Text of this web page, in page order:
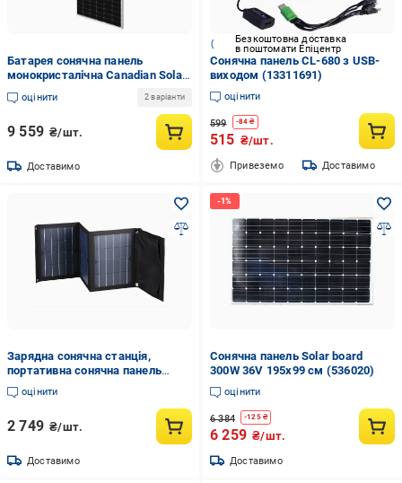
Батарея сонячна панель
монокристалічна Canadian Solar
CS6W 550W Hiku 6 mono perc 550
Вт оцінити 2 варіанти
9 559 ₴/шт.
Доставимо
Безкоштовна доставка
в поштомати Епіцентр
Сонячна панель CL-680 з USB-
виходом (13311691)
оцінити
599 -84 ₴
515 ₴/шт.
Привеземо Доставимо
Зарядна сонячна станція,
портативна сонячна панель
Choetech Sun Charging Station
22W, Black
оцінити
2 749 ₴/шт.
Доставимо
Сонячна панель Solar board
300W 36V 195х99 см (536020)
оцінити
6 384 -125₴
6 259 ₴/шт.
Доставимо